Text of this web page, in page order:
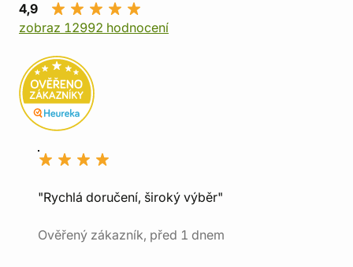
4,9
zobraz 12992 hodnocení
"Rychlá doručení, široký výběr"
Ověřený zákazník, před 1 dnem